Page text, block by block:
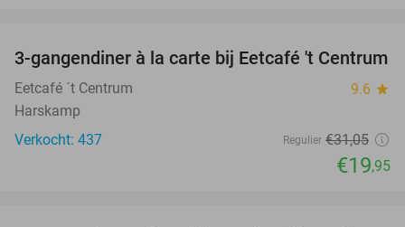
36%
3-gangendiner à la carte bij Eetcafé 't Centrum
Eetcafé ´t Centrum 9.6 star
Harskamp
Verkocht: 437
Regulier €31,05
€19,95